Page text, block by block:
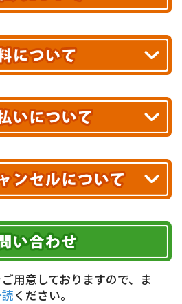
日お届け!
リアが対象です。
け日の確認はこちら▶
遅延が生じる可能性がございます。
はお届けできません。
料無料!
国一律1,100円(税込)
配送業者
マト運輸
可能時間帯
～16時
16～18時
～21時 指定なし
ットカード
換(現金のみ)
満…330円(税込)
件）や、お客様にご負担い
す。
詳しくはこちら▶
用意しておりますので、ま
ください。